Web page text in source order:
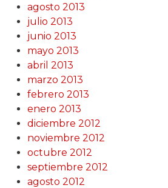
agosto 2013
julio 2013
junio 2013
mayo 2013
abril 2013
marzo 2013
febrero 2013
enero 2013
diciembre 2012
noviembre 2012
octubre 2012
septiembre 2012
agosto 2012